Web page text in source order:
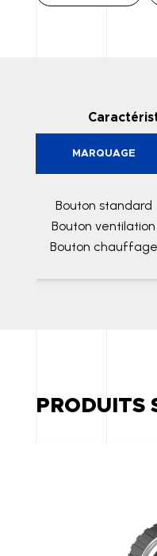
MARQUAGE
Bouton standard
Bouton ventilation
Bouton chauffage
PRODUITS